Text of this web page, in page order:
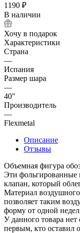
1190 ₽
В наличии
Хочу в подарок
Характеристики
Страна
—
Испания
Размер шара
—
40"
Производитель
—
Flexmetal
Описание
Отзывы
Объемная фигура
Эти
клапан, который
Материал
позволяет таким
форму от одной
У данного товара нет
первым, кто оставил